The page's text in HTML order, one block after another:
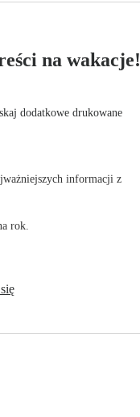
na wakacje!
dodatkowe drukowane
informacji z
rok.